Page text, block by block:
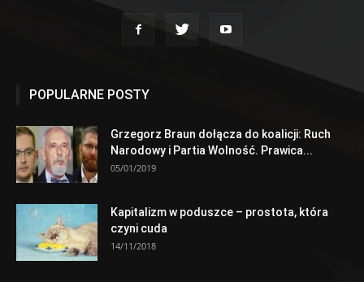
POPULARNE POSTY
Grzegorz Braun dołącza do koalicji: Ruch
Narodowy i Partia Wolność. Prawica...
05/01/2019
Kapitalizm w poduszce – prostota, która
czyni cuda
14/11/2018